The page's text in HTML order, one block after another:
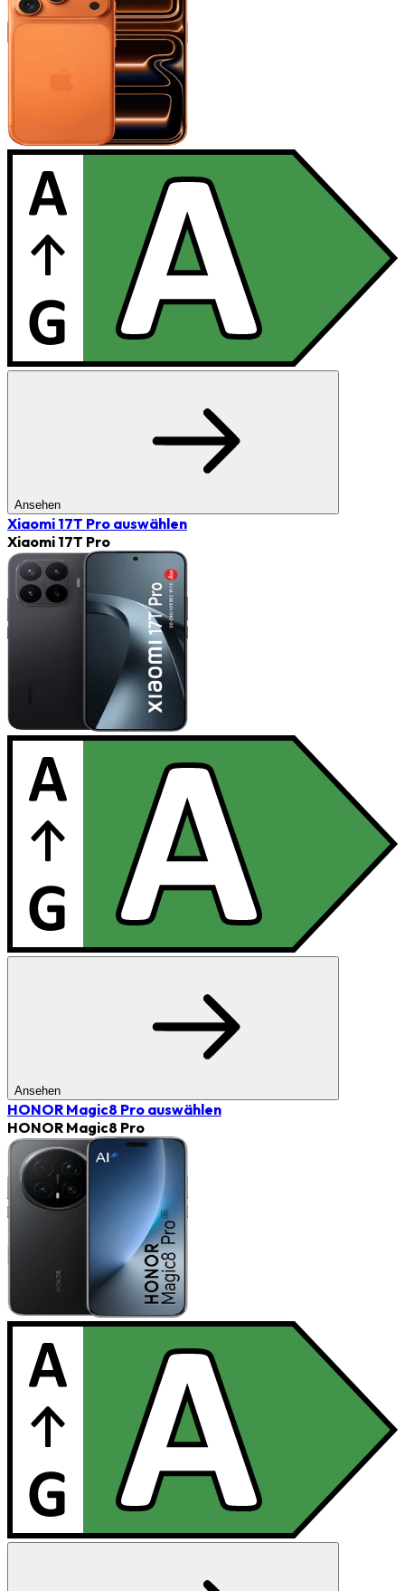
Ansehen
Xiaomi 17T Pro auswählen
Xiaomi 17T Pro
Ansehen
HONOR Magic8 Pro auswählen
HONOR Magic8 Pro